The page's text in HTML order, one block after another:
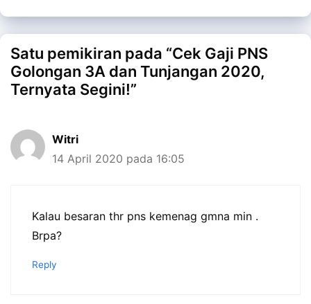
Satu pemikiran pada “Cek Gaji PNS
Golongan 3A dan Tunjangan 2020,
Ternyata Segini!”
Witri
14 April 2020 pada 16:05
Kalau besaran thr pns kemenag gmna min .
Brpa?
Reply